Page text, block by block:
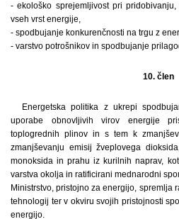
- ekološko sprejemljivost pri
vseh vrst energije,
- spodbujanje konkurenčnosti na trgu z
- varstvo potrošnikov in spodbujanje
10. člen
Energetska politika z ukrepi
uporabe obnovljivih virov energije
toplogrednih plinov in s tem k
zmanjševanju emisij žveplovega
monoksida in prahu iz kurilnih naprav,
varstva okolja in ratificirani mednarodni
Ministrstvo, pristojno za energijo, spremlja
tehnologij ter v okviru svojih pristojnosti
energijo.